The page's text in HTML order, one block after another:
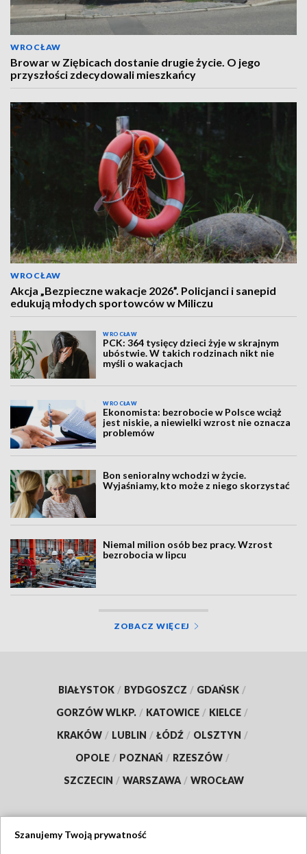
WROCŁAW
Browar w Ziębicach dostanie drugie życie. O jego
przyszłości zdecydowali mieszkańcy
WROCŁAW
Akcja „Bezpieczne wakacje 2026”. Policjanci i sanepid
edukują młodych sportowców w Miliczu
WROCŁAW
PCK: 364 tysięcy dzieci żyje w skrajnym
ubóstwie. W takich rodzinach nikt nie
myśli o wakacjach
WROCŁAW
Ekonomista: bezrobocie w Polsce wciąż
jest niskie, a niewielki wzrost nie oznacza
problemów
Bon senioralny wchodzi w życie.
Wyjaśniamy, kto może z niego skorzystać
Niemal milion osób bez pracy. Wzrost
bezrobocia w lipcu
ZOBACZ WIĘCEJ
BIAŁYSTOK / BYDGOSZCZ / GDAŃSK /
GORZÓW WLKP. / KATOWICE / KIELCE /
KRAKÓW / LUBLIN / ŁÓDŹ / OLSZTYN /
OPOLE / POZNAŃ / RZESZÓW /
SZCZECIN / WARSZAWA / WROCŁAW
Szanujemy Twoją prywatność